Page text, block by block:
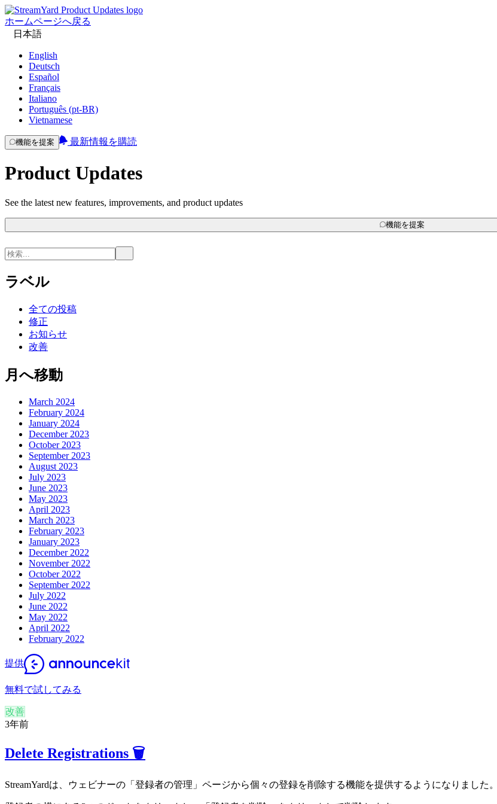
ホームページへ戻る
日本語
English
Deutsch
Español
Français
Italiano
Português (pt-BR)
Vietnamese
機能を提案 最新情報を購読
Product Updates
See the latest new features, improvements, and product updates
機能を提案
ラベル
全ての投稿
修正
お知らせ
改善
月へ移動
March 2024
February 2024
January 2024
December 2023
October 2023
September 2023
August 2023
July 2023
June 2023
May 2023
April 2023
March 2023
February 2023
January 2023
December 2022
November 2022
October 2022
September 2022
July 2022
June 2022
May 2022
April 2022
February 2022
提供
無料で試してみる
改善
3年前
Delete Registrations 🗑️
StreamYardは、ウェビナーの「登録者の管理」ページから個々の登録を削除する機能を提供するようになりました。